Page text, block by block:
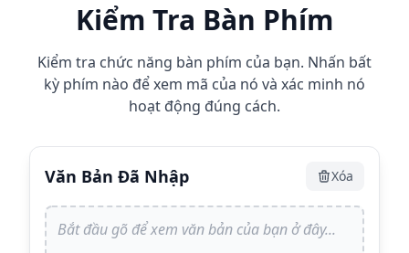
Kiểm Tra Bàn Phím
Kiểm tra chức năng bàn phím của bạn. Nhấn bất
kỳ phím nào để xem mã của nó và xác minh nó
hoạt động đúng cách.
Văn Bản Đã Nhập Xóa
Bắt đầu gõ để xem văn bản của bạn ở đây...